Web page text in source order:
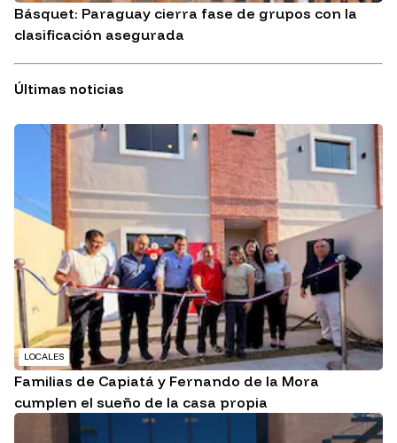
Básquet: Paraguay cierra fase de grupos con la
clasificación asegurada
Últimas noticias
LOCALES
Familias de Capiatá y Fernando de la Mora
cumplen el sueño de la casa propia